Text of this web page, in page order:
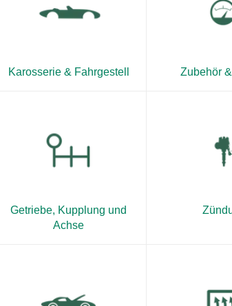
Karosserie & Fahrgestell Zubehör
Getriebe, Kupplung und
Achse